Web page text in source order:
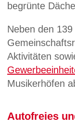
begrünte
Neben den
Aktivitäten
Musikerhöfen
Autofreies